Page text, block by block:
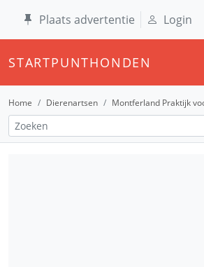
Plaats advertentie Login
STARTPUNTHONDEN
Home Dierenartsen Montferland Praktijk